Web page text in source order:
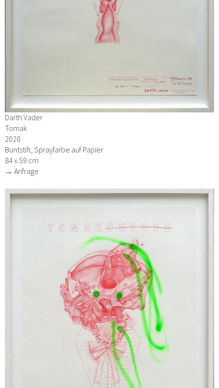
Darth Vader
Tomak
2020
Buntstift, Sprayfarbe auf Papier
84 x 59 cm
→ Anfrage